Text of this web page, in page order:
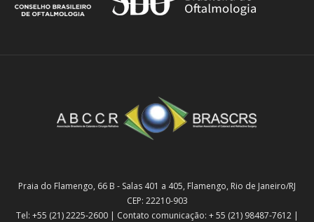
Praia do Flamengo, 66 B - Salas 401 a 405, Flamengo, Rio de Janeiro/RJ
CEP: 22210-903
Tel: +55 (21) 2225-2600 | Contato comunicação: + 55 (21) 98487-7612 |